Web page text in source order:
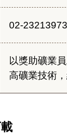
02-23213973
以獎助礦業
高礦業技術